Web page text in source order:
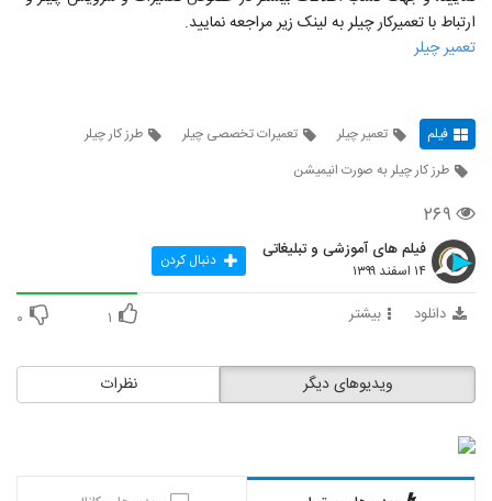
ارتباط با تعمیرکار چیلر به لینک زیر مراجعه نمایید.
تعمیر چیلر
فیلم تعمیر چیلر تعمیرات تخصصی چیلر
طرز کار چیلر
طرز کار چیلر به صورت انیمیشن
۲۶۹
فیلم های آموزشی و تبلیغاتی
۱۴ اسفند ۱۳۹۹ دنبال کردن
دانلود بیشتر ۱ ۰
نظرات ویدیوهای دیگر